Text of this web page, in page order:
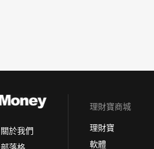
關於我們
部落格
理財寶商城
理財寶
軟體